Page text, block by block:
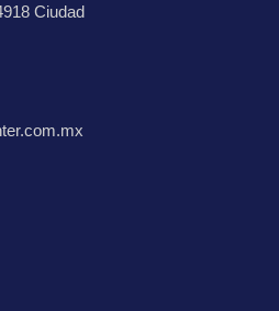
Ciudad